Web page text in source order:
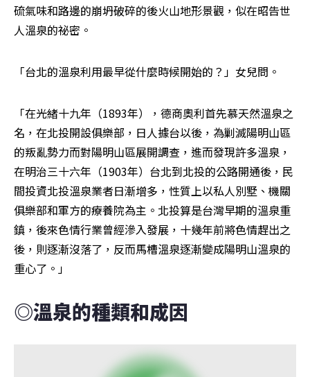
硫氣味和路邊的崩坍破碎的後火山地形景觀，似在昭告世
人溫泉的祕密。
「台北的溫泉利用最早從什麼時候開始的？」女兒問。
「在光緒十九年（1893年），德商奧利首先慕天然溫泉之
名，在北投開設俱樂部，日人據台以後，為剿滅陽明山區
的叛亂勢力而對陽明山區展開調查，進而發現許多溫泉，
在明治三十六年（1903年）台北到北投的公路開通後，民
間投資北投溫泉業者日漸增多，性質上以私人別墅、機關
俱樂部和軍方的療養院為主。北投算是台灣早期的溫泉重
鎮，後來色情行業曾經滲入發展，十幾年前將色情趕出之
後，則逐漸沒落了，反而馬槽溫泉逐漸變成陽明山溫泉的
重心了。」
◎溫泉的種類和成因